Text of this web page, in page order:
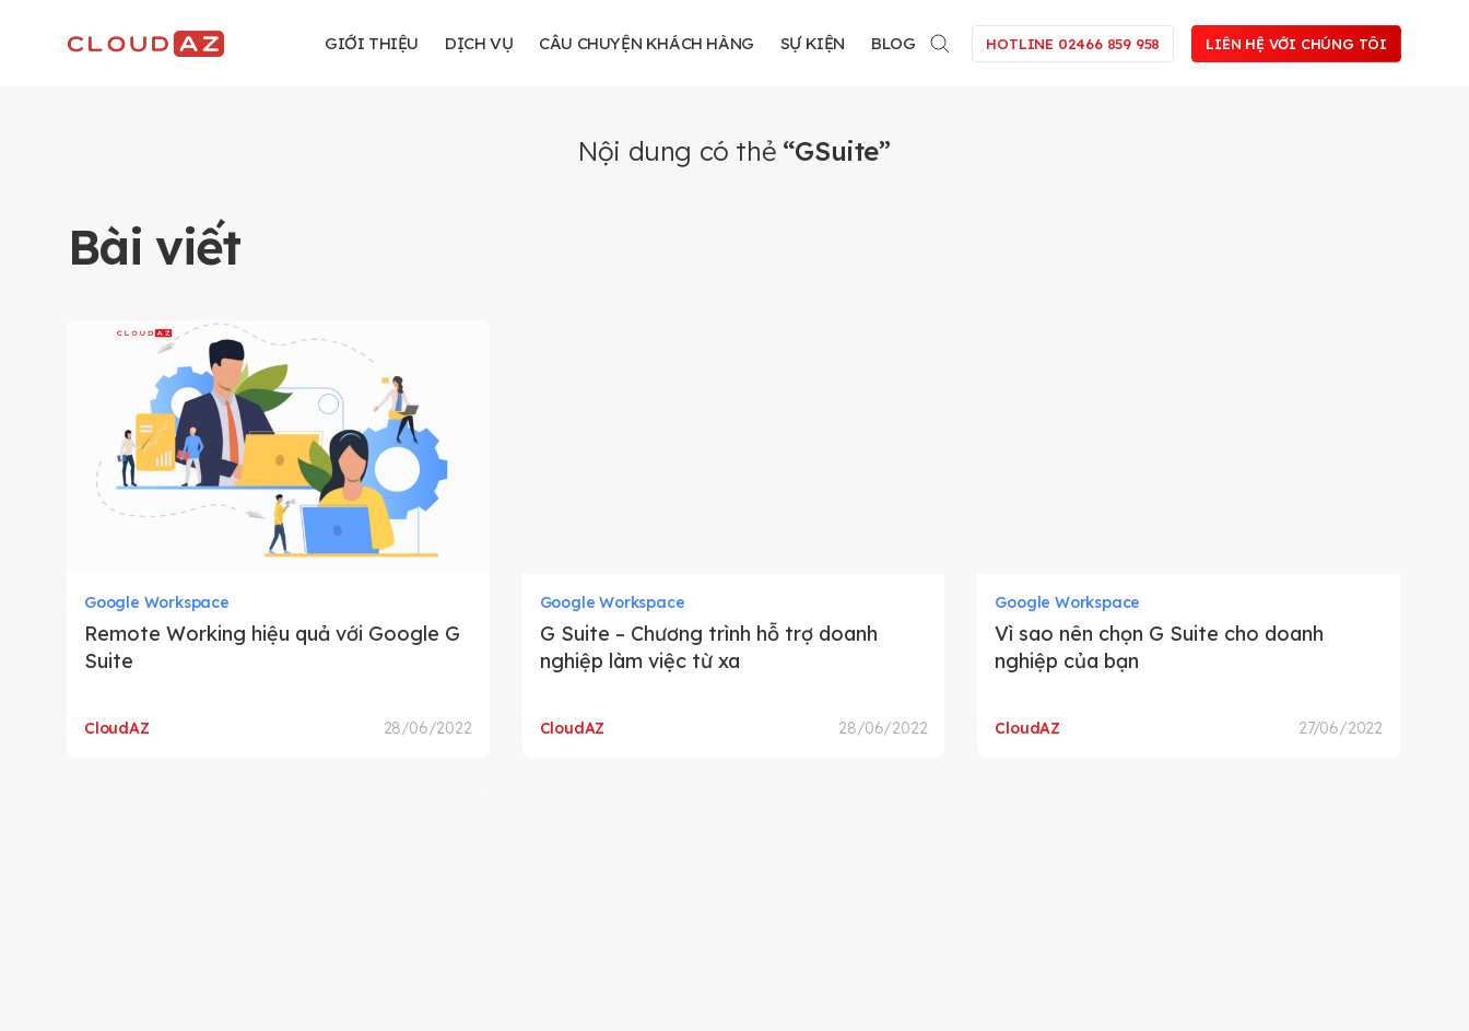
GIỚI THIỆU DỊCH VỤ CÂU CHUYỆN KHÁCH HÀNG SỰ KIỆN BLOG HOTLINE 02466 859 958 LIÊN HỆ VỚI CHÚNG TÔI
Nội dung có thẻ “GSuite”
Bài viết
Google Workspace
Remote Working hiệu quả với Google G
Suite
CloudAZ 28/06/2022
Google Workspace
G Suite – Chương trình hỗ trợ doanh
nghiệp làm việc từ xa
CloudAZ 28/06/2022
Google Workspace
Vì sao nên chọn G Suite cho doanh
nghiệp của bạn
CloudAZ 27/06/2022